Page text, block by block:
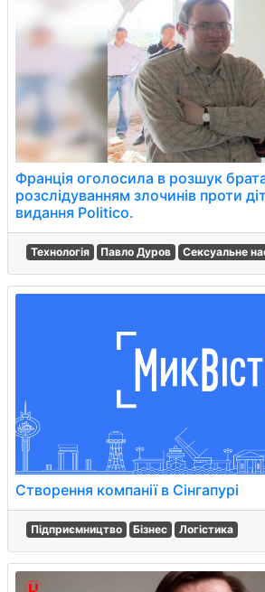
Франція оголосила в розшук
розслідуванням злочинів проти
видання Politico.
Технологія Павло Дуров Сексуальне
Створення компанії в Сінгапурі
Підприємництво Бізнес Логістика